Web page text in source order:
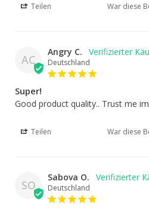
Teilen War diese
AC
Angry C.
Deutschland
Super!
Good product quality.. Trust me
Teilen War diese
SO
Sabova O.
Deutschland